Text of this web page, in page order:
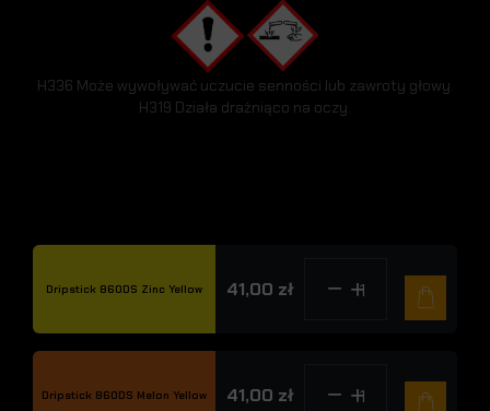
H336 Może wywoływać uczucie senności lub zawroty głowy.
H319 Działa drażniąco na oczy.
Dripstick 860DS Zinc Yellow 41,00 zł
Dripstick 860DS Melon Yellow 41,00 zł